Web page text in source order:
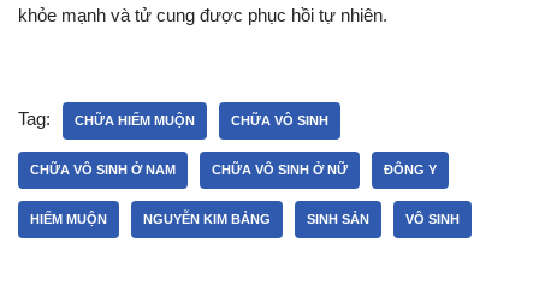
khỏe mạnh và tử cung được phục hồi tự nhiên.
Tag: CHỮA HIẾM MUỘN CHỮA VÔ SINH
CHỮA VÔ SINH Ở NAM CHỮA VÔ SINH Ở NỮ ĐÔNG Y
HIẾM MUỘN NGUYỄN KIM BẢNG SINH SẢN VÔ SINH